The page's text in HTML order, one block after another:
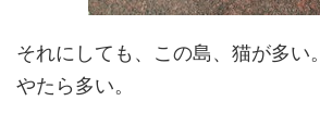
それにしても、この島、猫が多い。
やたら多い。